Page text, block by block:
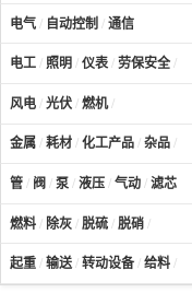
电气 / 自动控制 / 通信
电工 / 照明 / 仪表 / 劳保安全 /
风电 / 光伏 / 燃机/
金属 / 耗材 / 化工产品 / 杂品 /
管 / 阀 / 泵 / 液压 / 气动 / 滤芯
燃料 / 除灰 / 脱硫 / 脱硝 /
起重 / 输送/ 转动设备 / 给料 /